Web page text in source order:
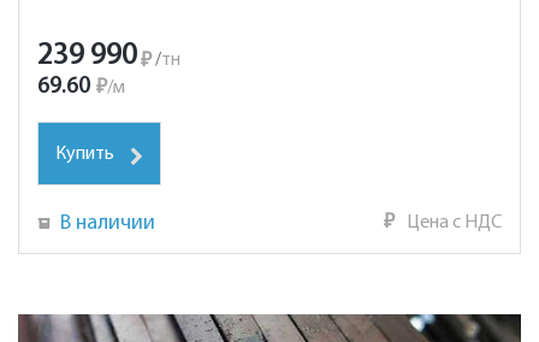
239 990₽ /тн
69.60 ₽/м
Купить
В наличии ₽ Цена с НДС